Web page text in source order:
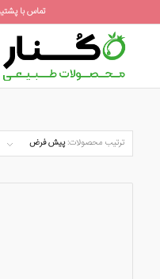
تماس با پشتیبانی : 2550
ترتیب محصولات:پیش فرض